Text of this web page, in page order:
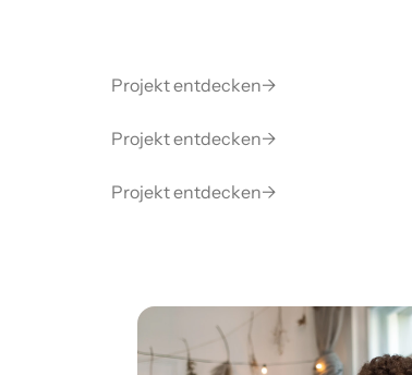
Projekt entdecken→
Projekt entdecken→
Projekt entdecken→